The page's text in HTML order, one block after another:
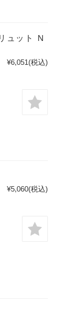
ュット N
¥6,051(税込)
¥5,060(税込)